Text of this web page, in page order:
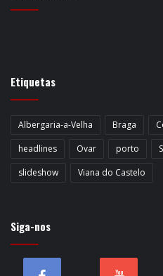
Etiquetas
Albergaria-a-Velha Braga
headlines
Ovar porto
slideshow
Viana do Castelo
Siga-nos